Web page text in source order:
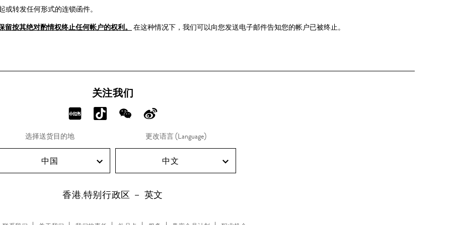
或转发任何形式的连锁函件。
留按其绝对酌情权终止任何帐户的权利。 在这种情况下，我们可以向您发送电子邮件告知您的帐户已被终止。
关注我们
分
RED!
分
Douyin!
分
WeChat!
分
享
Weibo!
选择送货目的地
中国
更改语言 (Language)
中文
香港,特别行政区 － 英文